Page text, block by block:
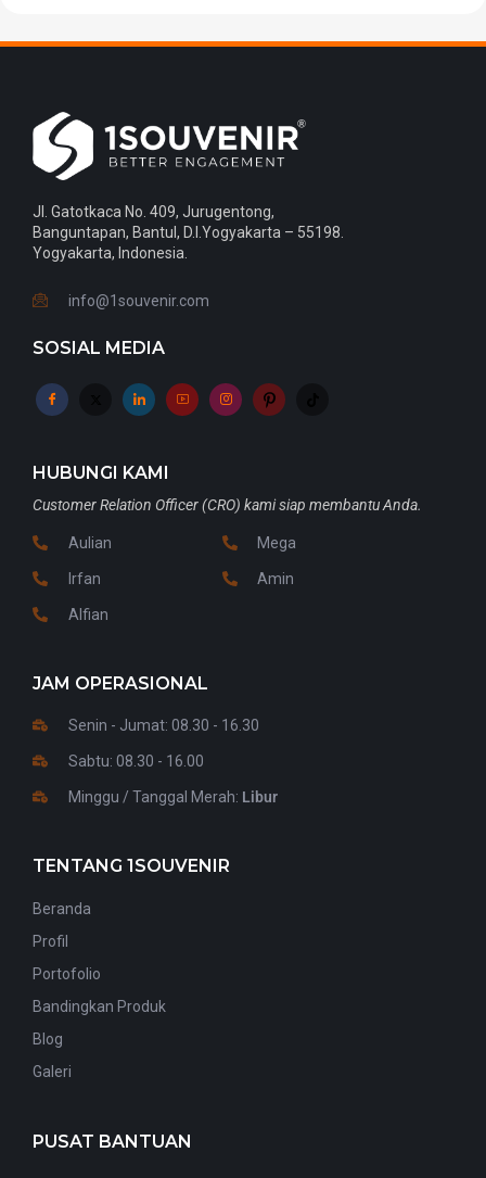
Jl. Gatotkaca No. 409, Jurugentong,
Banguntapan, Bantul, D.I.Yogyakarta – 55198.
Yogyakarta, Indonesia.
info@1souvenir.com
SOSIAL MEDIA
HUBUNGI KAMI
Customer Relation Officer (CRO) kami siap membantu Anda.
Aulian
Irfan
Alfian
Mega
Amin
JAM OPERASIONAL
Senin - Jumat: 08.30 - 16.30
Sabtu: 08.30 - 16.00
Minggu / Tanggal Merah: Libur
TENTANG 1SOUVENIR
Beranda
Profil
Portofolio
Bandingkan Produk
Blog
Galeri
PUSAT BANTUAN